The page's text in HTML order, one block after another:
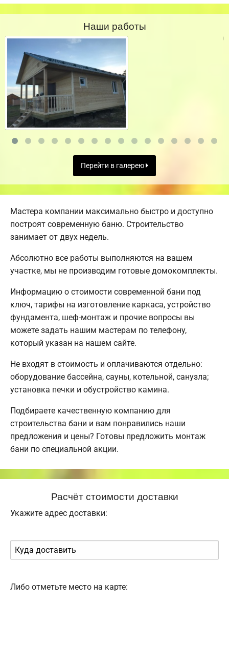
Наши работы
Перейти в галерею
Мастера компании максимально быстро и доступно
построят современную баню. Строительство
занимает от двух недель.
Абсолютно все работы выполняются на вашем
участке, мы не производим готовые домокомплекты.
Информацию о стоимости современной бани под
ключ, тарифы на изготовление каркаса, устройство
фундамента, шеф-монтаж и прочие вопросы вы
можете задать нашим мастерам по телефону,
который указан на нашем сайте.
Не входят в стоимость и оплачиваются отдельно:
оборудование бассейна, сауны, котельной, санузла;
установка печки и обустройство камина.
Подбираете качественную компанию для
строительства бани и вам понравились наши
предложения и цены? Готовы предложить монтаж
бани по специальной акции.
Расчёт стоимости доставки
Укажите адрес доставки:
Либо отметьте место на карте: